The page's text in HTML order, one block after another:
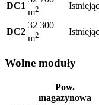
DC1
m2
DC2
32 300
m2
Wolne moduły
Pow.
magazynowa